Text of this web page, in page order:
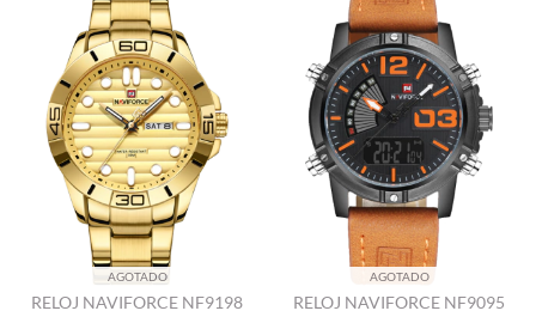
AGOTADO
RELOJ NAVIFORCE NF9198
AGOTADO
RELOJ NAVIFORCE NF9095